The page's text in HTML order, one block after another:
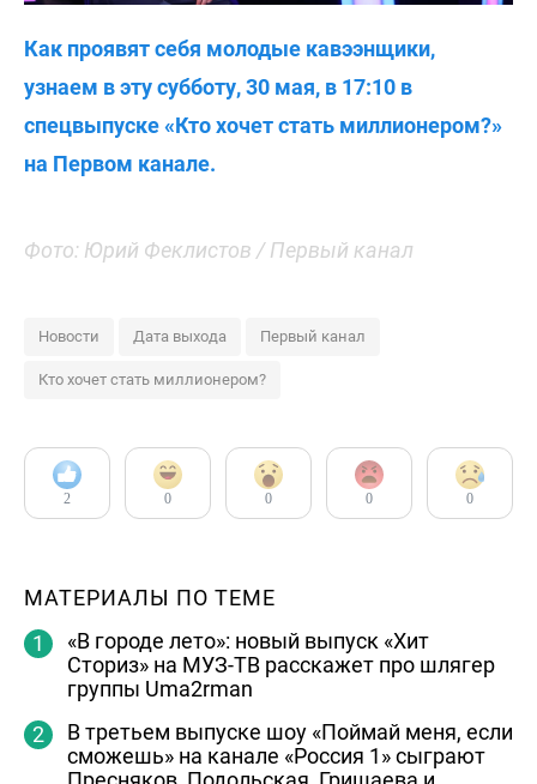
Как проявят себя молодые кавээнщики,
узнаем в эту субботу, 30 мая, в 17:10 в
спецвыпуске «Кто хочет стать миллионером?»
на Первом канале.
Фото: Юрий Феклистов / Первый канал
Новости Дата выхода Первый канал
Кто хочет стать миллионером?
2 0 0 0 0
МАТЕРИАЛЫ ПО ТЕМЕ
«В городе лето»: новый выпуск «Хит
Сториз» на МУЗ-ТВ расскажет про шлягер
группы Uma2rman
В третьем выпуске шоу «Поймай меня, если
сможешь» на канале «Россия 1» сыграют